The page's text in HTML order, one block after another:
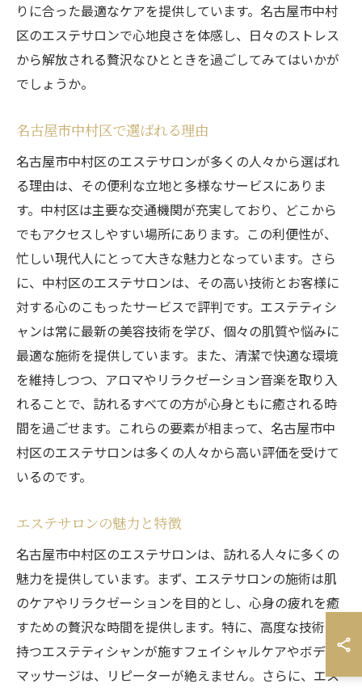
りに合った最適なケアを提供しています。名古屋市中村
区のエステサロンで心地良さを体感し、日々のストレス
から解放される贅沢なひとときを過ごしてみてはいかが
でしょうか。
名古屋市中村区で選ばれる理由
名古屋市中村区のエステサロンが多くの人々から選ばれ
る理由は、その便利な立地と多様なサービスにありま
す。中村区は主要な交通機関が充実しており、どこから
でもアクセスしやすい場所にあります。この利便性が、
忙しい現代人にとって大きな魅力となっています。さら
に、中村区のエステサロンは、その高い技術とお客様に
対する心のこもったサービスで評判です。エステティシ
ャンは常に最新の美容技術を学び、個々の肌質や悩みに
最適な施術を提供しています。また、清潔で快適な環境
を維持しつつ、アロマやリラクゼーション音楽を取り入
れることで、訪れるすべての方が心身ともに癒される時
間を過ごせます。これらの要素が相まって、名古屋市中
村区のエステサロンは多くの人々から高い評価を受けて
いるのです。
エステサロンの魅力と特徴
名古屋市中村区のエステサロンは、訪れる人々に多くの
魅力を提供しています。まず、エステサロンの施術は肌
のケアやリラクゼーションを目的とし、心身の疲れを癒
すための贅沢な時間を提供します。特に、高度な技術を
持つエステティシャンが施すフェイシャルケアやボディ
マッサージは、リピーターが絶えません。さらに、エス